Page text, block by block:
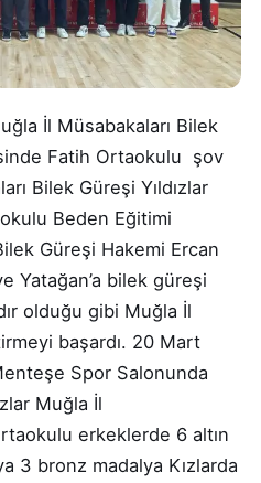
İl Müsabakaları Bilek
Fatih Ortaokulu şov
Bilek Güreşi Yıldızlar
Beden Eğitimi
Güreşi Hakemi Ercan
Yatağan’a bilek güreşi
olduğu gibi Muğla İl
başardı. 20 Mart
Spor Salonunda
Muğla İl
erkeklerde 6 altın
3 bronz madalya Kızlarda